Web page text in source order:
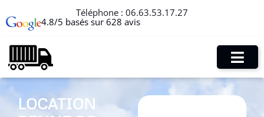
Téléphone : 06.63.53.17.27
4.8/5 basés sur 628 avis
LOCATION